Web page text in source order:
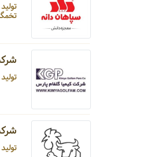
تولید کننده خوراک و
تولید کننده خوراک